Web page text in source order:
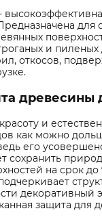
для
и
откосов,
древесины
и
как можно
его
сохранить
на срок до
декоративный
защита для